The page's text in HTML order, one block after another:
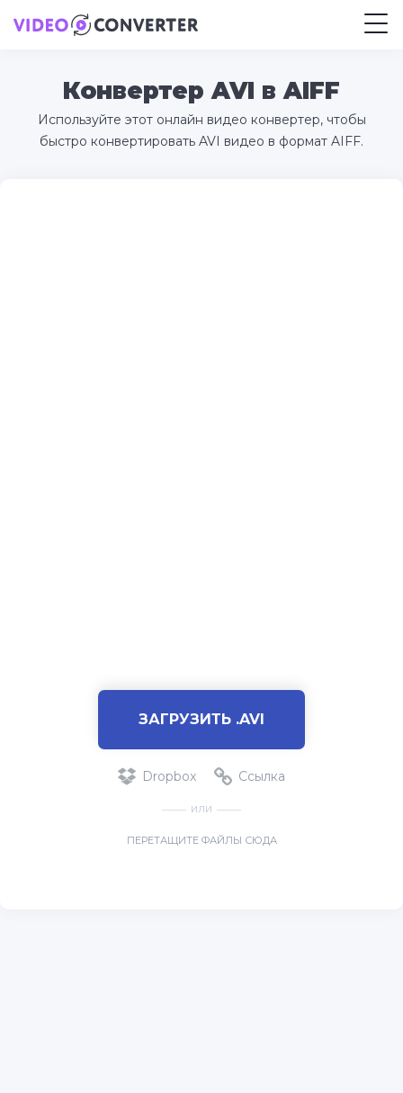
Конвертер AVI в AIFF
Используйте этот онлайн видео конвертер, чтобы
быстро конвертировать AVI видео в формат AIFF.
ЗАГРУЗИТЬ .AVI
Dropbox Ссылка
ИЛИ
ПЕРЕТАЩИТЕ ФАЙЛЫ СЮДА